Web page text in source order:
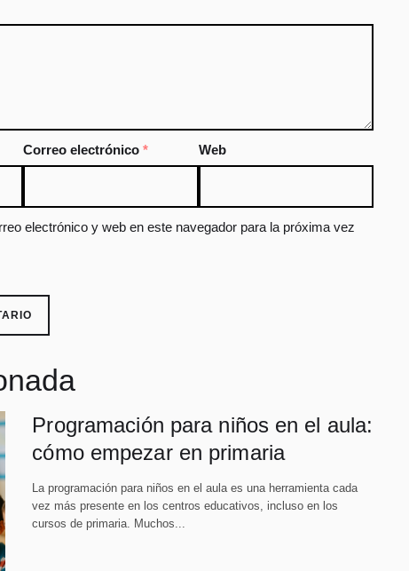
Correo electrónico* Web
electrónico y web en este navegador para la próxima vez
Programación para niños en el aula:
cómo empezar en primaria
La programación para niños en el aula es una herramienta cada
vez más presente en los centros educativos, incluso en los
cursos de primaria. Muchos...